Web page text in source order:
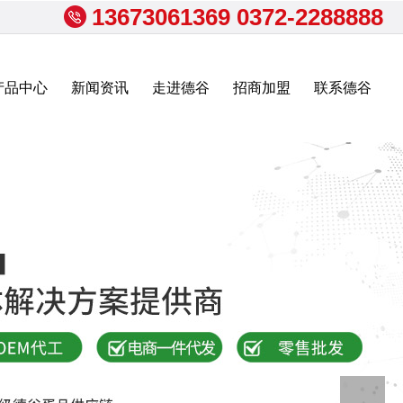
13673061369 0372-2288888
品中心 新闻资讯 走进德谷 招商加盟 联系德谷